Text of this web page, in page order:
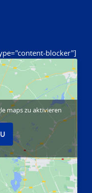
blocker"]
maps zu aktivieren